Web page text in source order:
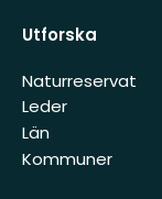
Utforska
Naturreservat
Leder
Län
Kommuner